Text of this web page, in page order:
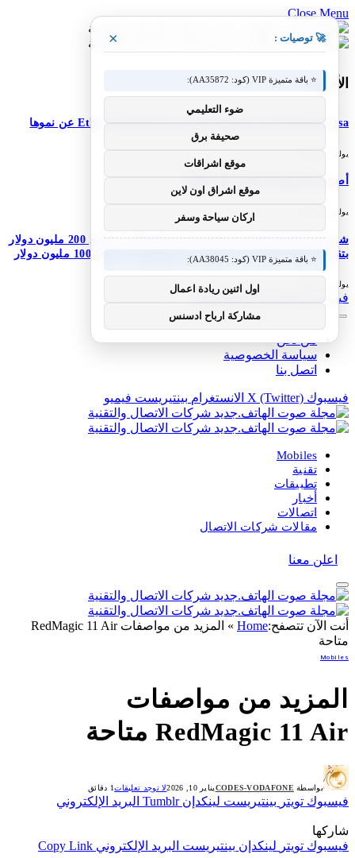
Close Menu
الأحدث
M-Pesa إثيوبيا تعزز خدماتها؛ تعلن شركة Ethio Telecom عن نموها
يوليو 30, 2026
أصبح DJI Osmo Pocket 4P عالميًا
يوليو 30, 2026
شركة Simile الناشئة ذات المستخدم الاصطناعي تجمع 200 مليون دولار
بتقييم 2 مليار دولار بعد 5 أشهر من السلسلة A بقيمة 100 مليون دولار
يوليو 30, 2026
فيسبوك X (Twitter) الانستغرام
من نحن
سياسة الخصوصية
اتصل بنا
فيسبوك X (Twitter) الانستغرام بينتيريست فيميو
Mobiles
تقنية
تطبيقات
أخبار
اتصالات
مقالات شركات الاتصال
اعلن معنا
أنت الآن تتصفح:Home
»
المزيد من مواصفات RedMagic 11 Air
متاحة
Mobiles
المزيد من مواصفات
RedMagic 11 Air متاحة
بواسطة CODES-VODAFONEيناير 10, 2026 لا توجد تعليقات1 دقائق
فيسبوك تويتر بينتيريست لينكدإن Tumblr البريد الإلكتروني
شاركها
فيسبوك تويتر لينكدإن بينتيريست البريد الإلكتروني Copy Link
🚀 توصيات : ×
⭐ باقة متميزة VIP (كود: AA35872):
ضوء التعليمي
صحيفة برق
موقع اشراقات
موقع اشراق اون لاين
اركان سياحة وسفر
⭐ باقة متميزة VIP (كود: AA38045):
اول اثنين ريادة اعمال
مشاركة ارباح ادسنس